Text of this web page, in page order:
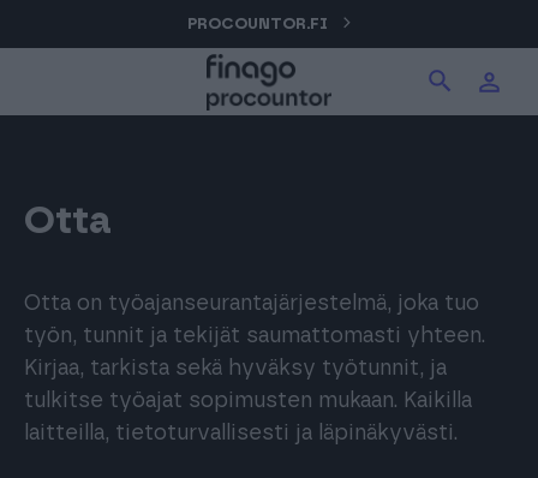
sisältöön
PROCOUNTOR.FI
Otta
Otta on työajanseurantajärjestelmä, joka tuo
työn, tunnit ja tekijät saumattomasti yhteen.
Kirjaa, tarkista sekä hyväksy työtunnit, ja
tulkitse työajat sopimusten mukaan. Kaikilla
laitteilla, tietoturvallisesti ja läpinäkyvästi.
Solo
Sopimuskone
Allekirjoitus